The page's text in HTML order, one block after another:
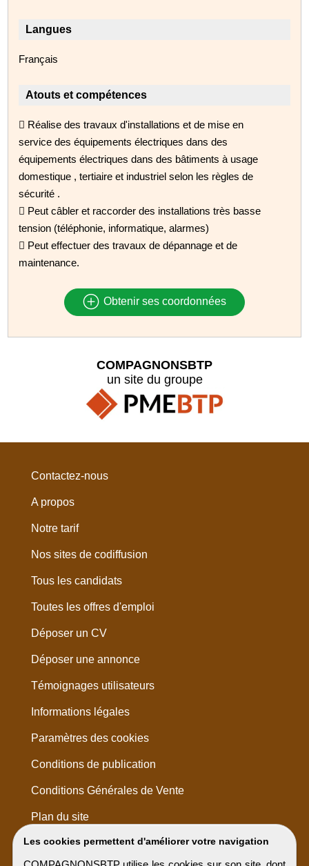
Langues
Français
Atouts et compétences
 Réalise des travaux d'installations et de mise en
service des équipements électriques dans des
équipements électriques dans des bâtiments à usage
domestique , tertiaire et industriel selon les règles de
sécurité .
 Peut câbler et raccorder des installations très basse
tension (téléphonie, informatique, alarmes)
 Peut effectuer des travaux de dépannage et de
maintenance.
Obtenir ses coordonnées
Les cookies permettent d'améliorer votre navigation
COMPAGNONSBTP
un site du groupe
Contactez-nous
A propos
Notre tarif
Nos sites de codiffusion
Tous les candidats
Toutes les offres d'emploi
Déposer un CV
Déposer une annonce
Témoignages utilisateurs
Informations légales
Paramètres des cookies
Conditions de publication
Conditions Générales de Vente
Plan du site